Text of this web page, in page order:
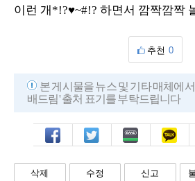
이런 개*!?♥~#!? 하면서 깜짝깜짝
추천 0
본 게시물을 뉴스 및 기타 매체에
배드림' 출처 표기를 부탁드립니다
페북 트윗 밴드 카톡
삭제 수정 신고